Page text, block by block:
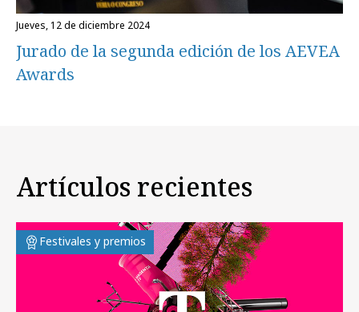
jueves, 12 de diciembre 2024
Jurado de la segunda edición de los AEVEA
Awards
Artículos recientes
Festivales y premios